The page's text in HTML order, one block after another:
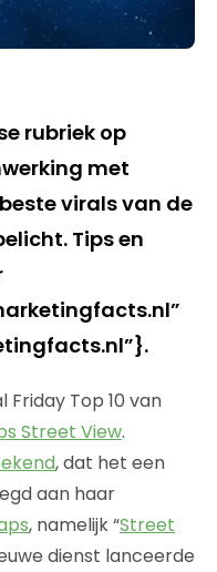
rubriek op
met
virals van de
Tips en
Friday Top 10 van
Street View.
, dat het een
aan haar
, namelijk “Street
dienst lanceerde